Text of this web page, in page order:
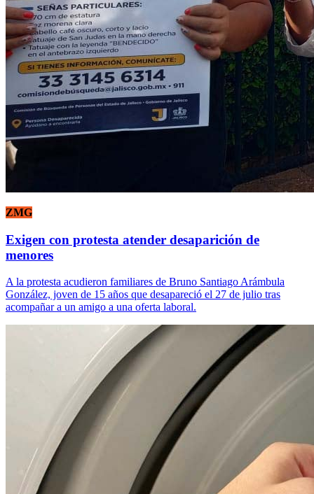
ZMG
Exigen con protesta atender desaparición de
menores
A la protesta acudieron familiares de Bruno Santiago Arámbula
González, joven de 15 años que desapareció el 27 de julio tras
acompañar a un amigo a una oferta laboral.